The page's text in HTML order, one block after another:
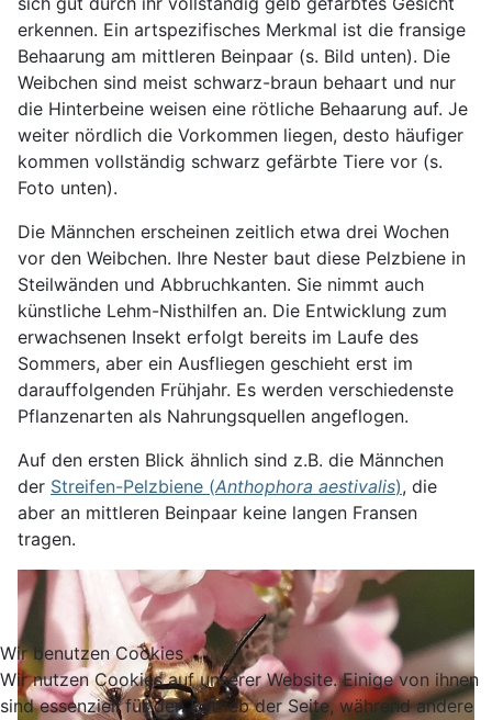
erkennen. Ein artspezifisches Merkmal ist die fransige
Behaarung am mittleren Beinpaar (s. Bild unten). Die
Weibchen sind meist schwarz-braun behaart und nur
die Hinterbeine weisen eine rötliche Behaarung auf. Je
weiter nördlich die Vorkommen liegen, desto häufiger
kommen vollständig schwarz gefärbte Tiere vor (s.
Foto unten).
Die Männchen erscheinen zeitlich etwa drei Wochen
vor den Weibchen. Ihre Nester baut diese Pelzbiene in
Steilwänden und Abbruchkanten. Sie nimmt auch
künstliche Lehm-Nisthilfen an. Die Entwicklung zum
erwachsenen Insekt erfolgt bereits im Laufe des
Sommers, aber ein Ausfliegen geschieht erst im
darauffolgenden Frühjahr. Es werden verschiedenste
Pflanzenarten als Nahrungsquellen angeflogen.
Auf den ersten Blick ähnlich sind z.B. die Männchen
der Streifen-Pelzbiene (Anthophora aestivalis), die
aber an mittleren Beinpaar keine langen Fransen
tragen.
Wir benutzen Cookies
Wir nutzen Cookies auf unserer Website. Einige von ihnen
sind essenziell für den Betrieb der Seite, während andere